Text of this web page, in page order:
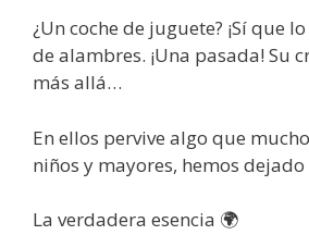
¿Un coche de juguete? ¡Sí que
de alambres. ¡Una pasada! Su
más allá…
En ellos pervive algo que
niños y mayores, hemos
La verdadera esencia 🌍